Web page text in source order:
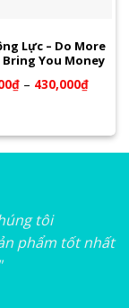
Lực – Do More
You Money
₫– 430,000₫
tôi
phẩm tốt nhất